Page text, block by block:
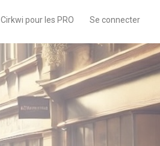
Cirkwi pour les PRO Se connecter